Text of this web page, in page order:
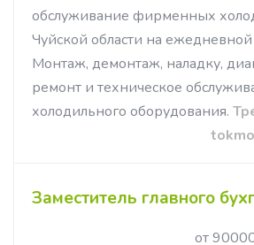
обслуживание фирменных
Чуйской области на ежедневной
Монтаж, демонтаж, наладку,
ремонт и техническое
холодильного оборудования.
Заместитель главного
от